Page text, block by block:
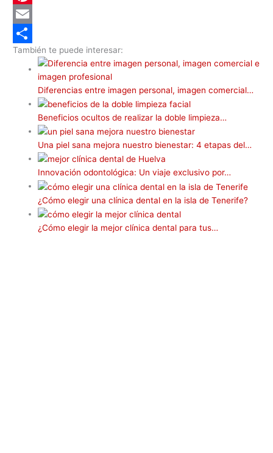
A
p
p
b
o
o
t
e
n
k
e
e
d
d
P
n
E
m
C
También te puede interesar:
Diferencias entre imagen personal, imagen comercial…
Beneficios ocultos de realizar la doble limpieza…
Una piel sana mejora nuestro bienestar: 4 etapas del…
Innovación odontológica: Un viaje exclusivo por…
¿Cómo elegir una clínica dental en la isla de Tenerife?
¿Cómo elegir la mejor clínica dental para tus…